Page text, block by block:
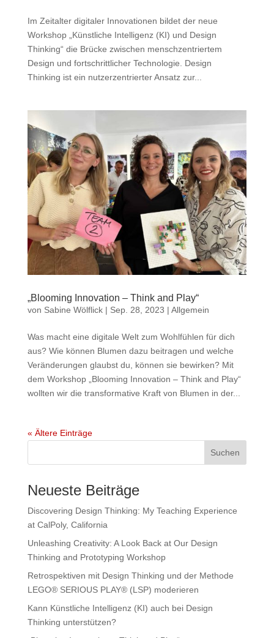
Im Zeitalter digitaler Innovationen bildet der neue
Workshop „Künstliche Intelligenz (KI) und Design
Thinking“ die Brücke zwischen menschzentriertem
Design und fortschrittlicher Technologie. Design
Thinking ist ein nutzerzentrierter Ansatz zur...
„Blooming Innovation – Think and Play“
von Sabine Wölflick| Sep. 28, 2023 | Allgemein
Was macht eine digitale Welt zum Wohlfühlen für dich
aus? Wie können Blumen dazu beitragen und welche
Veränderungen glaubst du, können sie bewirken? Mit
dem Workshop „Blooming Innovation – Think and Play“
wollten wir die transformative Kraft von Blumen in der...
« Ältere Einträge
Neueste Beiträge
Discovering Design Thinking: My Teaching Experience
at CalPoly, California
Unleashing Creativity: A Look Back at Our Design
Thinking and Prototyping Workshop
Retrospektiven mit Design Thinking und der Methode
LEGO® SERIOUS PLAY® (LSP) moderieren
Kann Künstliche Intelligenz (KI) auch bei Design
Thinking unterstützen?